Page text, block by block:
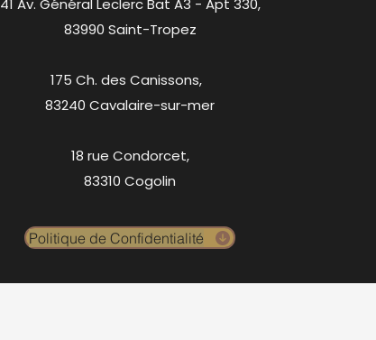
41 Av. Général Leclerc Bat A3 - Apt 330,
83990 Saint-Tropez
175 Ch. des Canissons,
83240 Cavalaire-sur-mer
18 rue Condorcet,
83310 Cogolin
Politique de Confidentialité